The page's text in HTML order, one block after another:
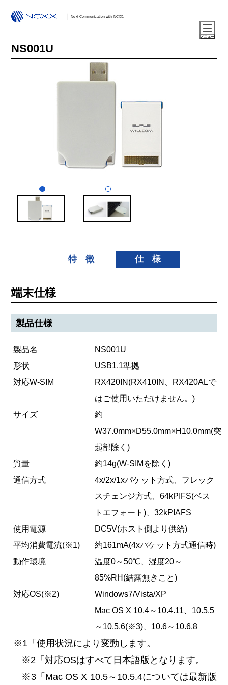
Next Communication with NCXX.
NS001U
特 徴 仕 様
端末仕様
製品仕様
製品名
NS001U
形状
USB1.1準拠
対応W-SIM
RX420IN(RX410IN、RX420ALで
はご使用いただけません。)
サイズ
約
W37.0mm×D55.0mm×H10.0mm(突
起部除く)
質量
約14g(W-SIMを除く)
通信方式
4x/2x/1xパケット方式、フレック
スチェンジ方式、64kPIFS(ベス
トエフォート)、32kPIAFS
使用電源
DC5V(ホスト側より供給)
平均消費電流(※1)
約161mA(4xパケット方式通信時)
動作環境
温度0～50℃、湿度20～
85%RH(結露無きこと)
対応OS(※2)
Windows7/Vista/XP
Mac OS X 10.4～10.4.11、10.5.5
～10.5.6(※3)、10.6～10.6.8
※1「使用状況により変動します。
※2「対応OSはすべて日本語版となります。
※3「Mac OS X 10.5～10.5.4については最新版